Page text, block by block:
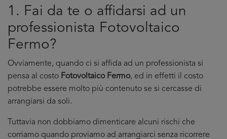
1. Fai da te o affidarsi ad un
professionista Fotovoltaico
Fermo?
Ovviamente, quando ci si affida ad un professionista si
pensa al costo Fotovoltaico Fermo, ed in effetti il costo
potrebbe essere molto più contenuto se si cercasse di
arrangiarsi da soli.
Tuttavia non dobbiamo dimenticare alcuni rischi che
corriamo quando proviamo ad arrangiarci senza ricorrere